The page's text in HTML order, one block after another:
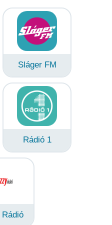
Sláger FM
Rádió 1